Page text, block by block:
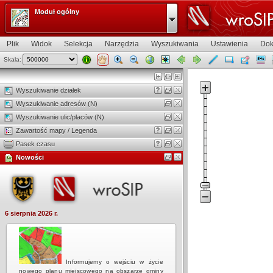
Plik Widok Selekcja Narzędzia Wyszukiwania Ustawienia
Skala:
Wyszukiwanie działek
Wyszukiwanie adresów (N)
Wyszukiwanie ulic/placów (N)
Zawartość mapy / Legenda
Pasek czasu
Nowości
Widok mapy
Moduł ogólny